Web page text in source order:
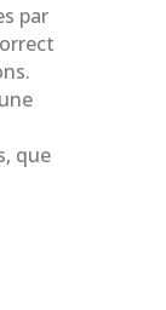
par
que